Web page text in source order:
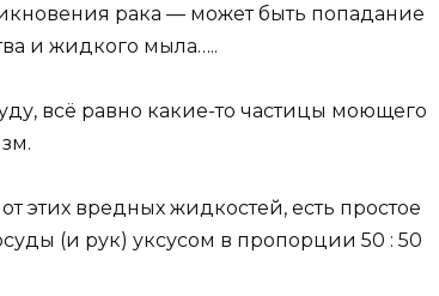
рака — может быть попадание
и жидкого мыла…..
всё равно какие-то частицы моющего
этих вредных жидкостей, есть простое
(и рук) уксусом в пропорции 50 : 50